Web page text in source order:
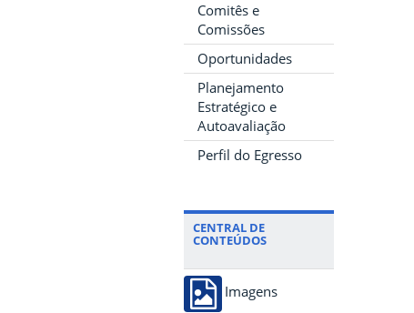
Comitês e
Comissões
Oportunidades
Planejamento
Estratégico e
Autoavaliação
Perfil do Egresso
CENTRAL DE
CONTEÚDOS
Imagens